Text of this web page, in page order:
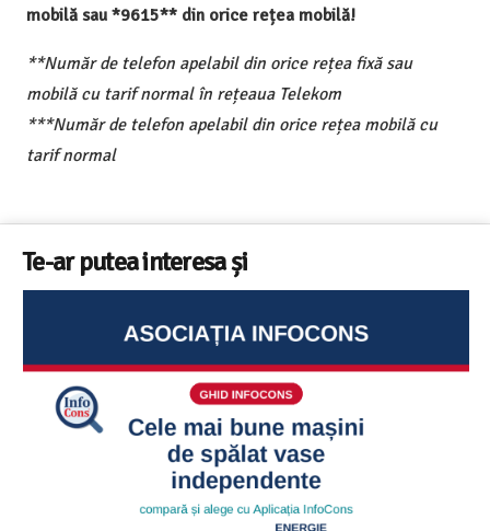
mobilă sau *9615** din orice rețea mobilă!
**Număr de telefon apelabil din orice rețea fixă sau
mobilă cu tarif normal în rețeaua Telekom
***Număr de telefon apelabil din orice rețea mobilă cu
tarif normal
Te-ar putea interesa și
Ghid InfoCons – Cum sa alegi masina de spalat vase